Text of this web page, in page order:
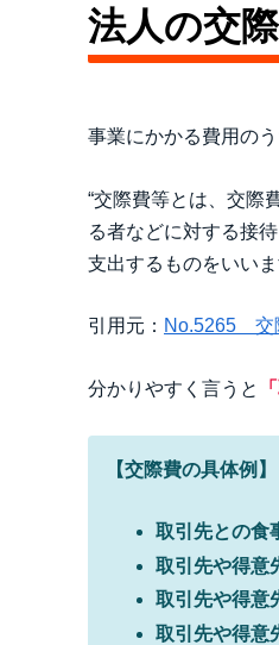
法人の交
事業にかかる費用のう
“交際費等とは、交際
る者などに対する接
支出するものをいいま
引用元： No.5265 交
分かりやすく言うと
【交際費の具体例】
取引先との食
取引先や得意
取引先や得意
取引先や得意